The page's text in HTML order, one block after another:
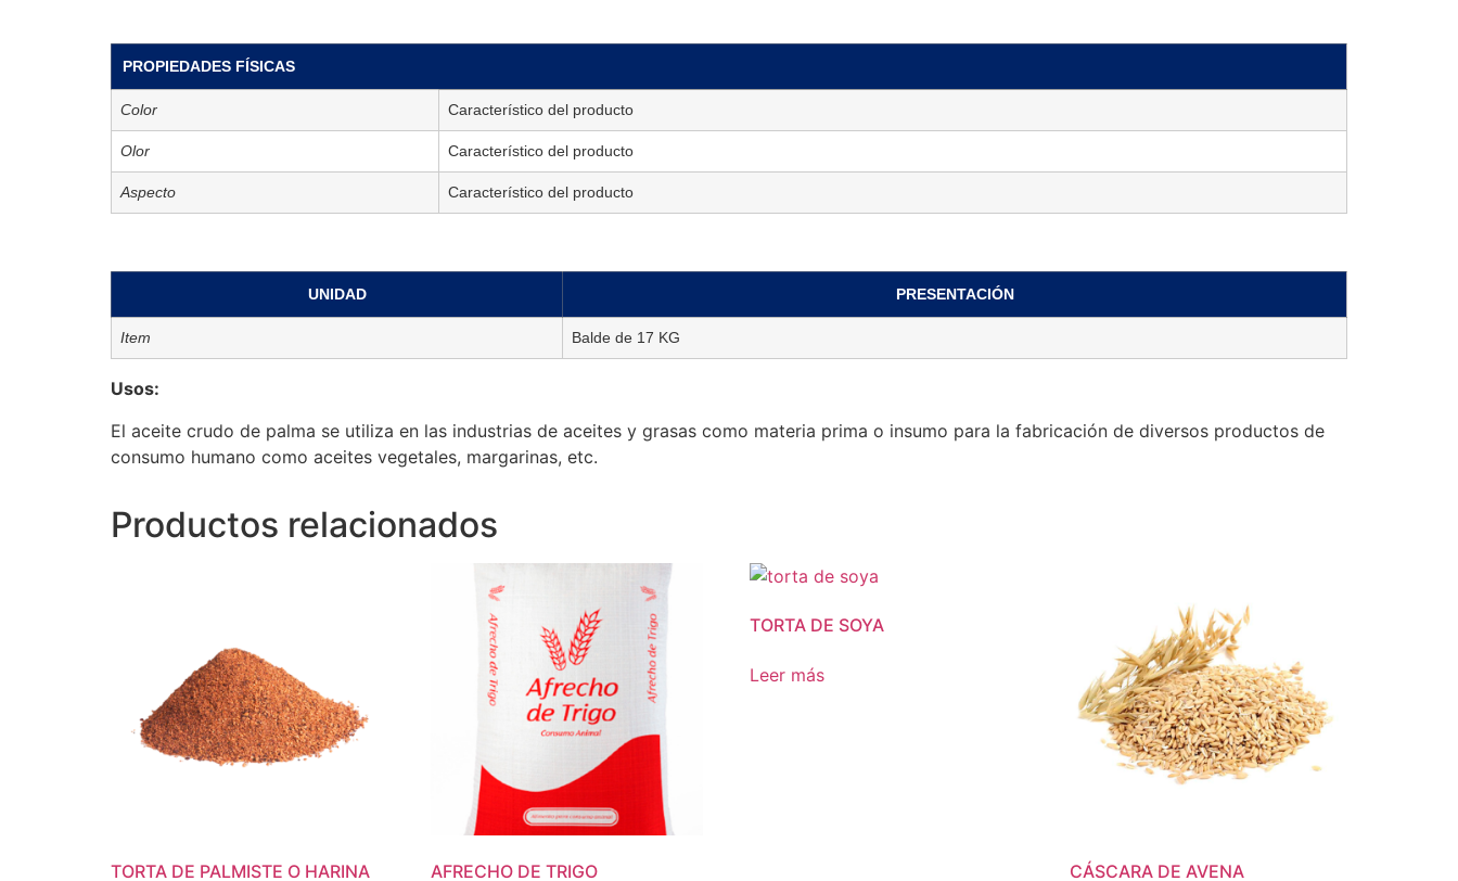
PROPIEDADES FÍSICAS
Color Característico del producto
Olor Característico del producto
Aspecto Característico del producto
UNIDAD PRESENTACIÓN
Item Balde de 17 KG
Usos:
El aceite crudo de palma se utiliza en las industrias de aceites y grasas como materia prima o insumo para la fabricación de diversos productos de
consumo humano como aceites vegetales, margarinas, etc.
Productos relacionados
TORTA DE PALMISTE O HARINA
AFRECHO DE TRIGO
TORTA DE SOYA
Leer más
CÁSCARA DE AVENA